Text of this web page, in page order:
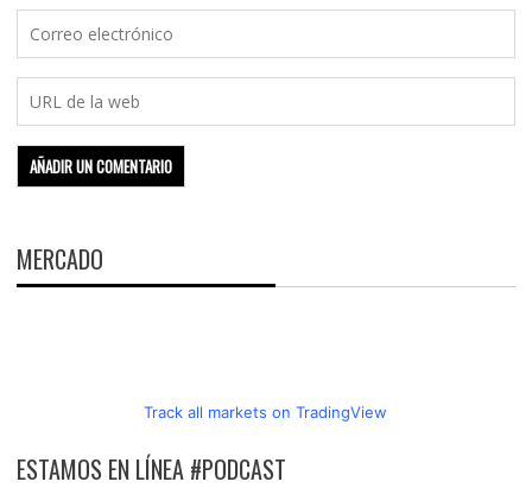
MERCADO
Track all markets on TradingView
ESTAMOS EN LÍNEA #PODCAST